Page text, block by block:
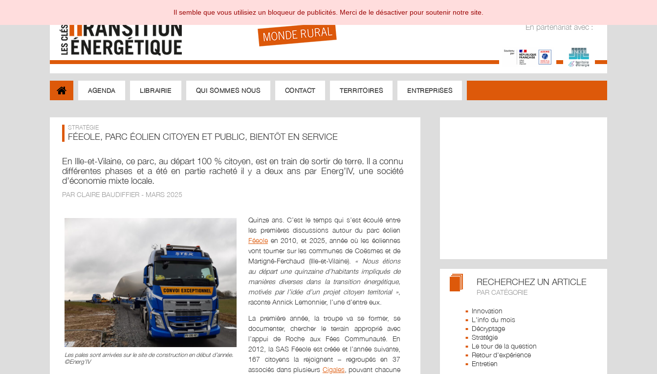
En partenariat avec :
AGENDA LIBRAIRIE QUI SOMMES NOUS CONTACT TERRITOIRES ENTREPRISES
STRATÉGIE
FÉEOLE, PARC ÉOLIEN CITOYEN ET PUBLIC, BIENTÔT EN SERVICE
En Ille-et-Vilaine, ce parc, au départ 100 % citoyen, est en train de sortir de terre. Il a connu
différentes phases et a été en partie racheté il y a deux ans par Energ’IV, une société
d’économie mixte locale.
PAR CLAIRE BAUDIFFIER - MARS 2025
Les pales sont arrivées sur le site de construction en début d’année.
©Energ’IV
Quinze ans. C’est le temps qui s’est écoulé entre
les premières discussions autour du parc éolien
Féeole en 2010, et 2025, année où les éoliennes
vont tourner sur les communes de Coësmes et de
Martigné-Ferchaud (Ille-et-Vilaine). « Nous étions
au départ une quinzaine d’habitants impliqués de
manières diverses dans la transition énergétique,
motivés par l’idée d’un projet citoyen territorial »
raconte Annick Lemonnier, l’une d’entre eux.
La première année, la troupe va se former, se
documenter, chercher le terrain approprié avec
l’appui de Roche aux Fées Communauté. En
2012, la SAS Féeole est créée et l’année suivante,
167 citoyens la rejoignent – regroupés en 37
associés dans plusieurs Cigales, pouvant chacune
RECHERCHEZ UN ARTICLE
PAR CATÉGORIE
Innovation
L'info du mois
Décryptage
Stratégie
Le tour de la question
Retour d'expérience
Entretien
Il semble que vous utilisiez un bloqueur de publicités. Merci de le désactiver pour soutenir notre site.